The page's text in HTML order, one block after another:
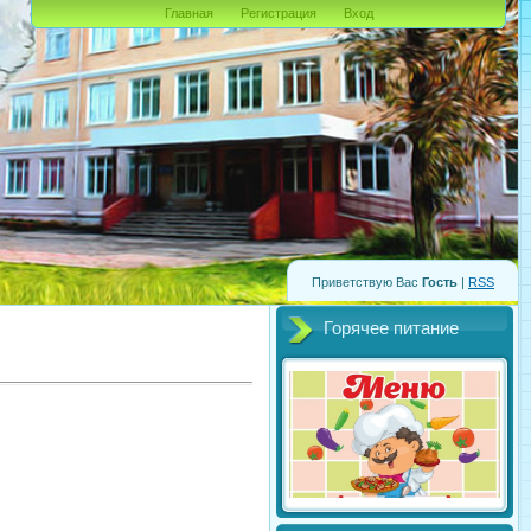
Приветствую Вас Гость | RSS
Главная Регистрация Вход
Горячее питание